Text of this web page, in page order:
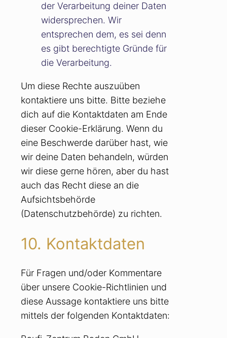
der Verarbeitung deiner Daten
widersprechen. Wir
entsprechen dem, es sei denn
es gibt berechtigte Gründe für
die Verarbeitung.
Um diese Rechte auszuüben
kontaktiere uns bitte. Bitte beziehe
dich auf die Kontaktdaten am Ende
dieser Cookie-Erklärung. Wenn du
eine Beschwerde darüber hast, wie
wir deine Daten behandeln, würden
wir diese gerne hören, aber du hast
auch das Recht diese an die
Aufsichtsbehörde
(Datenschutzbehörde) zu richten.
10. Kontaktdaten
Für Fragen und/oder Kommentare
über unsere Cookie-Richtlinien und
diese Aussage kontaktiere uns bitte
mittels der folgenden Kontaktdaten: